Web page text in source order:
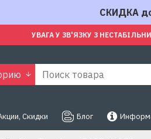
СКИДКА
УВАГА У ЗВ'ЯЗКУ З
Скидки Блог